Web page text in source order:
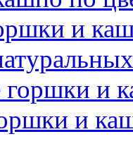
и
горшки и
и